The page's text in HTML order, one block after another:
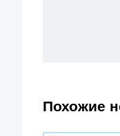
Похожие